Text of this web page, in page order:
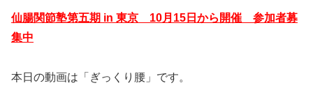
仙腸関節塾第五期 in 東京 10月15日から開催 参加者募
集中
本日の動画は「ぎっくり腰」です。